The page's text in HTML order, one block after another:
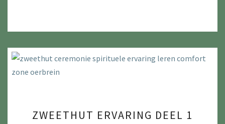
ERVARING
ZWEETHUT ERVARING DEEL 1